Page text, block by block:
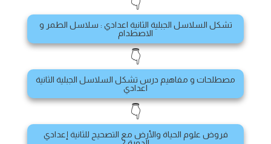
تشكل السلاسل الجبلية الثانية اعدادي : سلاسل الطمر و
الاصطدام
👇
مصطلحات و مفاهيم درس تشكل السلاسل الجبلية الثانية
اعدادي
👇
فروض علوم الحياة والأرض مع التصحيح للثانية إعدادي